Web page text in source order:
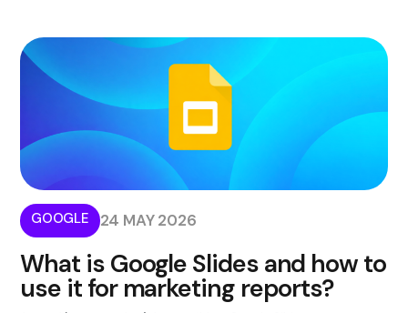
GOOGLE 24 MAY 2026
What is Google Slides and how to
use it for marketing reports?